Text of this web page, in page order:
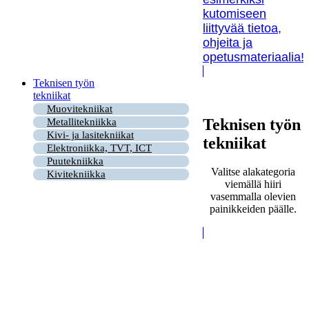
kutomiseen
liittyvää tietoa,
ohjeita ja
opetusmateriaalia!
Teknisen työn
tekniikat
Muovitekniikat
Metallitekniikka
Kivi- ja lasitekniikat
Elektroniikka, TVT, ICT
Puutekniikka
Kivitekniikka
Teknisen työn
tekniikat
Valitse alakategoria
viemällä hiiri
vasemmalla olevien
painikkeiden päälle.